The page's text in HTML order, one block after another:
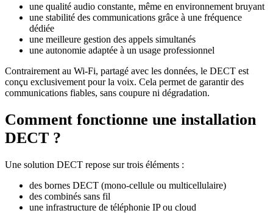
une qualité audio constante, même en environnement bruyant
une stabilité des communications grâce à une fréquence
dédiée
une meilleure gestion des appels simultanés
une autonomie adaptée à un usage professionnel
Contrairement au Wi-Fi, partagé avec les données, le DECT est
conçu exclusivement pour la voix. Cela permet de garantir des
communications fiables, sans coupure ni dégradation.
Comment fonctionne une installation
DECT ?
Une solution DECT repose sur trois éléments :
des bornes DECT (mono-cellule ou multicellulaire)
des combinés sans fil
une infrastructure de téléphonie IP ou cloud